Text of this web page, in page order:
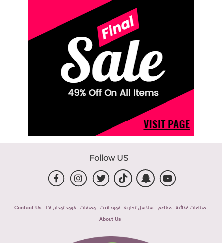
Follow US
صناعات غذائية مطاعم سلاسل تجارية فوود لايت وصفات فوود توداى TV
Contact Us
About Us